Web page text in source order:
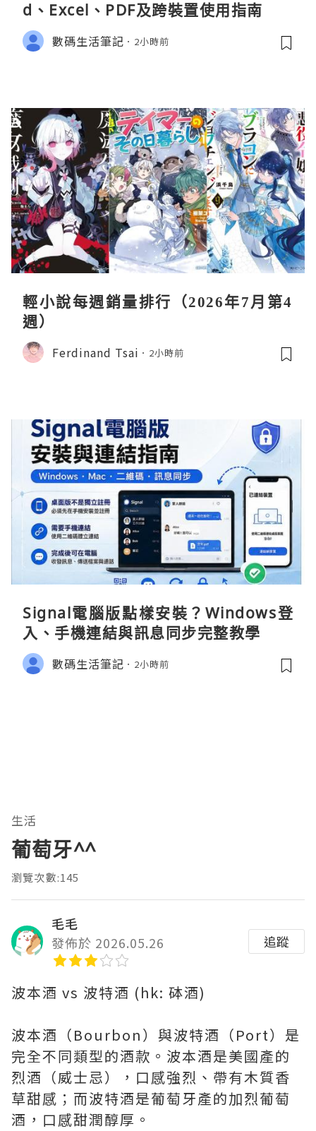
d、Excel、PDF及跨裝置使用指南
數碼生活筆記 2小時前
輕小說每週銷量排行（2026年7月第4
週）
Ferdinand Tsai 2小時前
Signal電腦版點樣安裝？Windows登
入、手機連結與訊息同步完整教學
數碼生活筆記 2小時前
生活
葡萄牙^^
瀏覽次數:145
毛毛
發佈於 2026.05.26
追蹤
波本酒 vs 波特酒 (hk: 砵酒)
波本酒（Bourbon）與波特酒（Port）是
完全不同類型的酒款。波本酒是美國產的
烈酒（威士忌），口感強烈、帶有木質香
草甜感；而波特酒是葡萄牙產的加烈葡萄
酒，口感甜潤醇厚。